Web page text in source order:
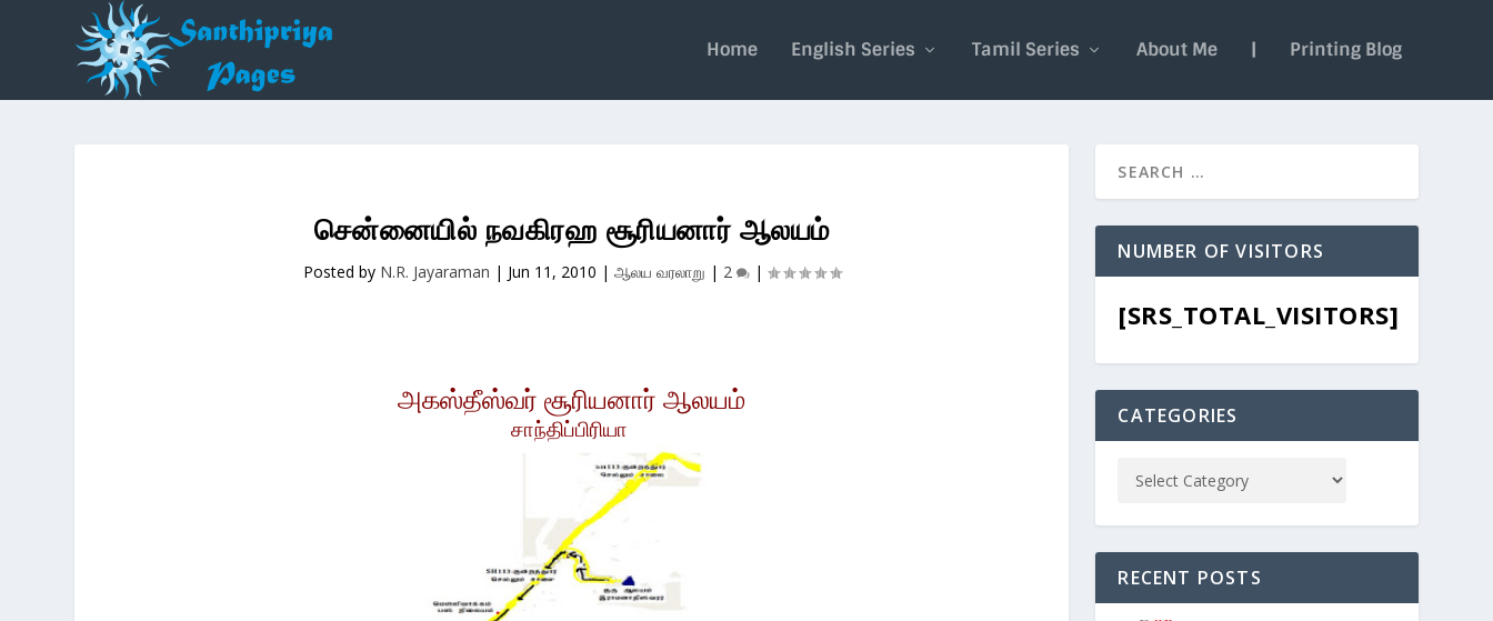
Home English Series Tamil Series About Me | Printing Blog
சென்னையில் நவகிரஹ சூரியனார் ஆலயம்
Posted by N.R. Jayaraman | Jun 11, 2010 | ஆலய வரலாறு | 2 |
அகஸ்தீஸ்வர் சூரியனார் ஆலயம்
சாந்திப்பிரியா
NUMBER OF VISITORS
[SRS_TOTAL_VISITORS]
CATEGORIES
RECENT POSTS